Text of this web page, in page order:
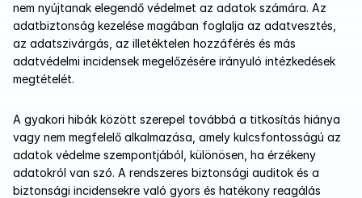
nem nyújtanak elegendő védelmet az adatok számára. Az
adatbiztonság kezelése magában foglalja az adatvesztés,
az adatszivárgás, az illetéktelen hozzáférés és más
adatvédelmi incidensek megelőzésére irányuló intézkedések
megtételét.
A gyakori hibák között szerepel továbbá a titkosítás hiánya
vagy nem megfelelő alkalmazása, amely kulcsfontosságú az
adatok védelme szempontjából, különösen, ha érzékeny
adatokról van szó. A rendszeres biztonsági auditok és a
biztonsági incidensekre való gyors és hatékony reagálás